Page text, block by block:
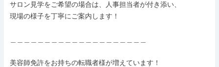
サロン見学をご希望の場合は、人事担当者が付き添い、
現場の様子を丁寧にご案内します！
美容師免許をお持ちの転職者様が増えています！